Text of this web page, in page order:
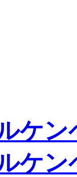
ケ
ケ